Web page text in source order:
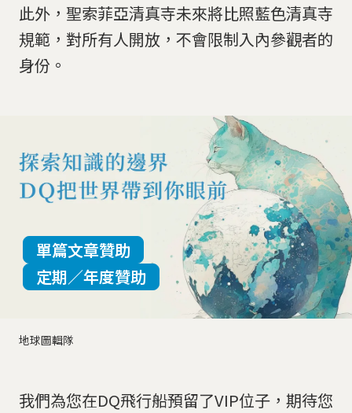
此外，聖索菲亞清真寺未來將比照藍色清真寺
規範，對所有人開放，不會限制入內參觀者的
身份。
地球圖輯隊
單篇文章贊助
定期／年度贊助
我們為您在DQ飛行船預留了VIP位子，期待您